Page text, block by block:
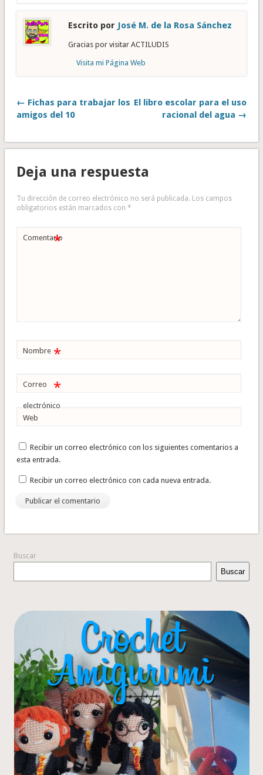
Escrito por José M. de la Rosa Sánchez
Gracias por visitar ACTILUDIS
Visita mi Página Web
← Fichas para trabajar los
amigos del 10
El libro escolar para el uso
racional del agua →
Deja una respuesta
Tu dirección de correo electrónico no será publicada. Los campos
obligatorios están marcados con *
Comentario
*
Nombre *
Correo
electrónico
*
Web
Recibir un correo electrónico con los siguientes comentarios a
esta entrada.
Recibir un correo electrónico con cada nueva entrada.
Buscar
Buscar